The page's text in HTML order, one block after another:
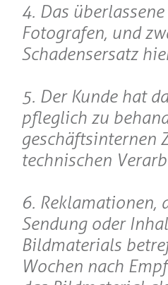
4. Das
Fotografen, und
Schadensersatz
5. Der Kunde hat
pfleglich zu
geschäftsinternen
technischen
6. Reklamationen,
Sendung oder
Bildmaterials
Wochen nach